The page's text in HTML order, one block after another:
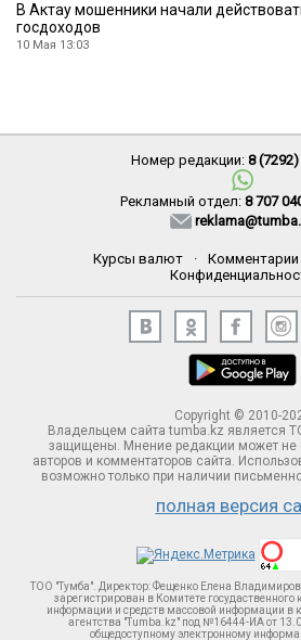
В Актау мошенники начали
госдоходов
10 Мая 13:03
Номер редакции: 8
Рекламный отдел: 8 707
Курсы валют · Комментарии
Copyright © 2010-
Владельцем сайта tumba.kz является
защищены. Мнение редакции может не
авторов и комментаторов сайта.
возможно только при наличии
полная версия
ТОО "Тумба". Директор: Фещенко Елена
зарегистрирован в Комитете госудаственного
информации и средств массовой информации в
агентства "Tumba.kz" под №16444-ИА от
общедоступному электронному